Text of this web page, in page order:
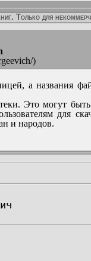
Только для
)
а названия
Это могут быть
для
и народов.